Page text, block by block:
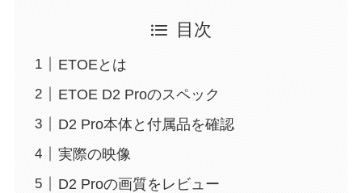
目次
ETOEとは
ETOE D2 Proのスペック
D2 Pro本体と付属品を確認
実際の映像
D2 Proの画質をレビュー